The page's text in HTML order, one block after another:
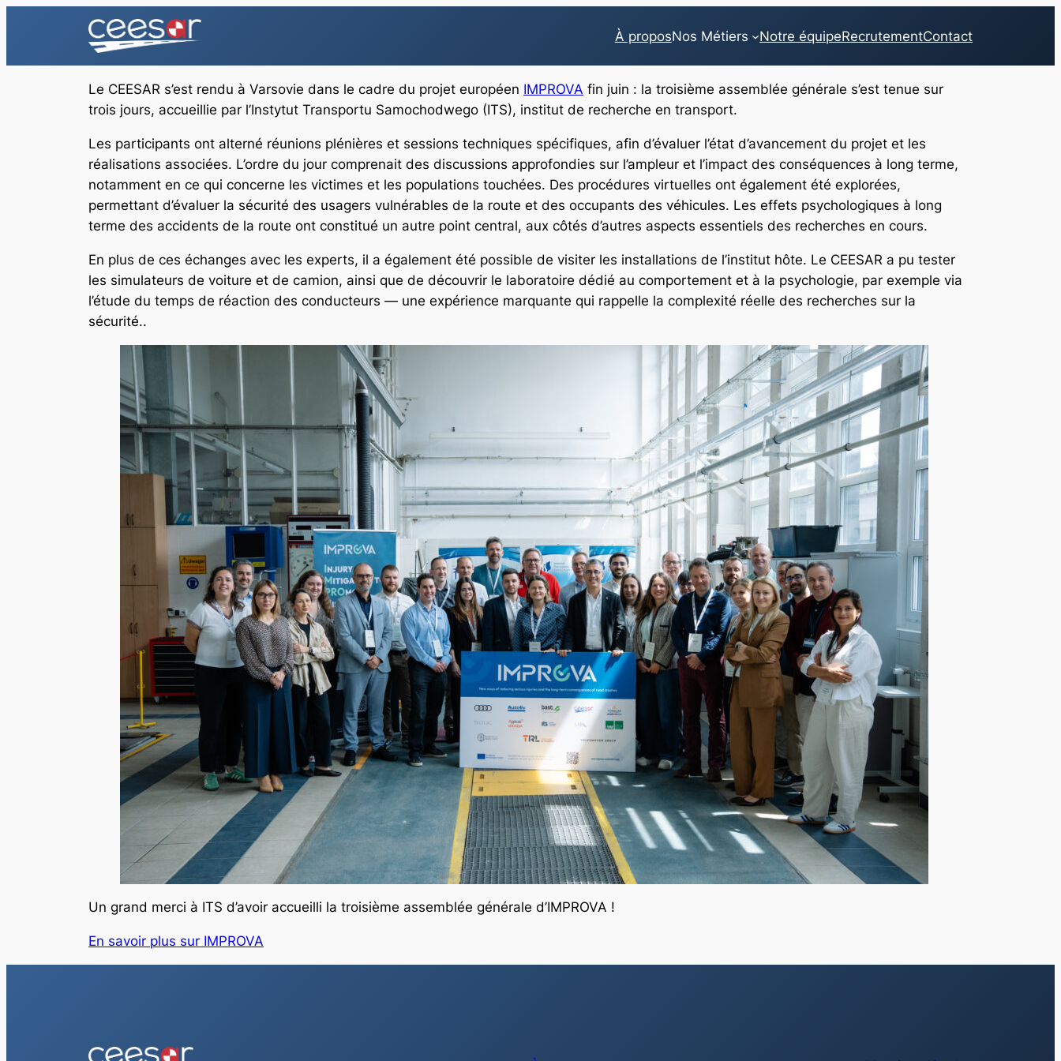
À proposNos Métiers Notre équipeRecrutementContact
Le CEESAR s’est rendu à Varsovie dans le cadre du projet européen IMPROVA fin juin : la troisième assemblée générale s’est tenue sur
trois jours, accueillie par l’Instytut Transportu Samochodwego (ITS), institut de recherche en transport.
Les participants ont alterné réunions plénières et sessions techniques spécifiques, afin d’évaluer l’état d’avancement du projet et les
réalisations associées. L’ordre du jour comprenait des discussions approfondies sur l’ampleur et l’impact des conséquences à long terme,
notamment en ce qui concerne les victimes et les populations touchées. Des procédures virtuelles ont également été explorées,
permettant d’évaluer la sécurité des usagers vulnérables de la route et des occupants des véhicules. Les effets psychologiques à long
terme des accidents de la route ont constitué un autre point central, aux côtés d’autres aspects essentiels des recherches en cours.
En plus de ces échanges avec les experts, il a également été possible de visiter les installations de l’institut hôte. Le CEESAR a pu tester
les simulateurs de voiture et de camion, ainsi que de découvrir le laboratoire dédié au comportement et à la psychologie, par exemple via
l’étude du temps de réaction des conducteurs — une expérience marquante qui rappelle la complexité réelle des recherches sur la
sécurité..
Un grand merci à ITS d’avoir accueilli la troisième assemblée générale d’IMPROVA !
En savoir plus sur IMPROVA